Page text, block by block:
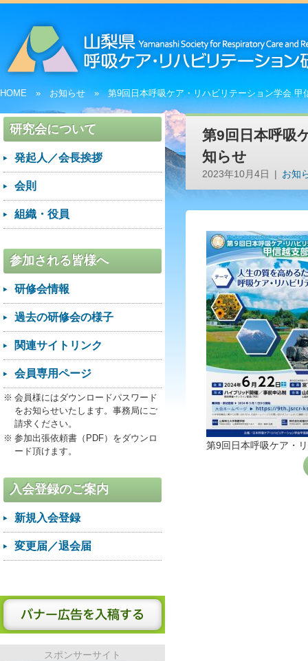
HOME お知らせ 第9回日本呼吸ケア・リハビリテーション学会 甲
研究会について
発起人／会長挨拶
会則
組織・役員
参加される皆様へ
研修会情報
過去の研修会の様子
関連サイトリンク
会員専用ページ
会員様にはダウンロードパスワード
をお知らせいたします。事務局にご
請求ください。
参加出張依頼書（PDF）をダウンロ
ード頂けます。
入会登録のご案内
新規入会登録
変更届／退会届
バナー広告を入稿する
スポンサーサイト
第9回日本呼吸
知らせ
2023年10月4日 お知
第9回日本呼吸ケア・